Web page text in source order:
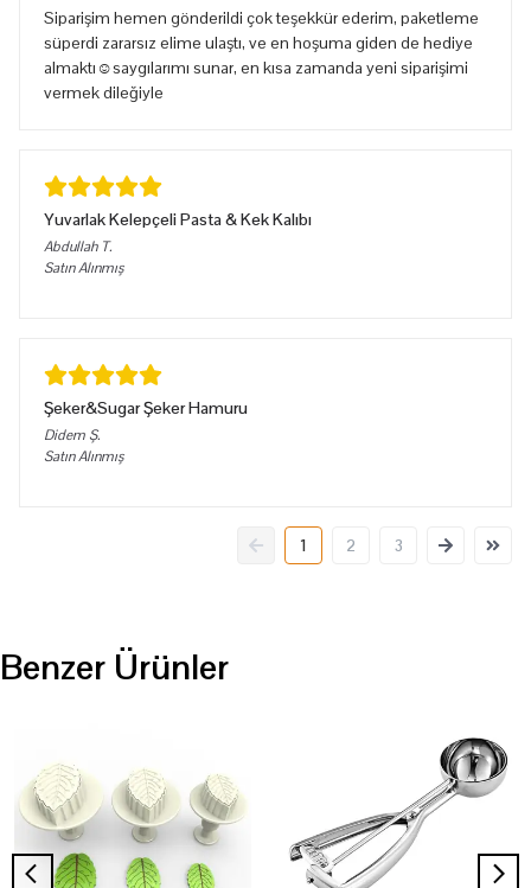
Siparişim hemen gönderildi çok teşekkür ederim, paketleme
süperdi zararsız elime ulaştı, ve en hoşuma giden de hediye
almaktı☺️saygılarımı sunar, en kısa zamanda yeni siparişimi
vermek dileğiyle
Yuvarlak Kelepçeli Pasta & Kek Kalıbı
Abdullah T.
Satın Alınmış
Şeker&Sugar Şeker Hamuru
Didem Ş.
Satın Alınmış
1 2 3
Benzer Ürünler